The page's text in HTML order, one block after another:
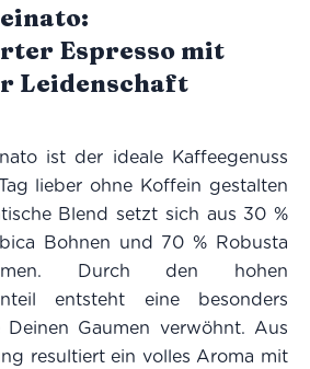
Espresso mit
Leidenschaft
ist der ideale Kaffeegenuss
lieber ohne Koffein gestalten
Blend setzt sich aus 30 %
Bohnen und 70 % Robusta
Durch den hohen
entsteht eine besonders
Gaumen verwöhnt. Aus
resultiert ein volles Aroma mit